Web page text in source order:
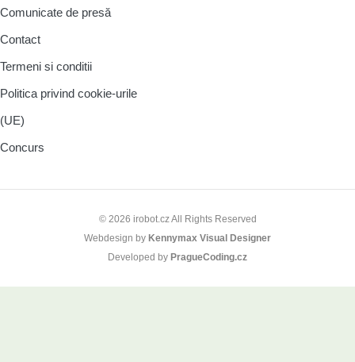
Comunicate de presă
Contact
Termeni si conditii
Politica privind cookie-urile
(UE)
Concurs
© 2026 irobot.cz All Rights Reserved
Webdesign by Kennymax Visual Designer
Developed by PragueCoding.cz